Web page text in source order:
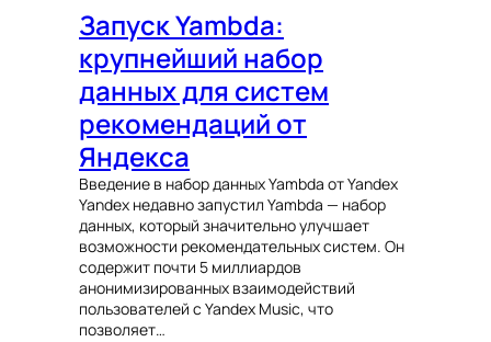
Запуск Yambda:
крупнейший набор
данных для систем
рекомендаций от
Яндекса
Введение в набор данных Yambda от Yandex
Yandex недавно запустил Yambda — набор
данных, который значительно улучшает
возможности рекомендательных систем. Он
содержит почти 5 миллиардов
анонимизированных взаимодействий
пользователей с Yandex Music, что
позволяет…